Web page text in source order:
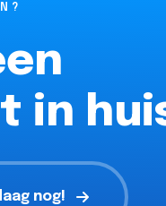
in
nog!